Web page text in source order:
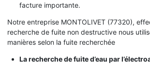
facture importante.
Notre entreprise MONTOLIVET (77320),
recherche de fuite non destructive nous
manières selon la fuite recherchée
La recherche de fuite d’eau par